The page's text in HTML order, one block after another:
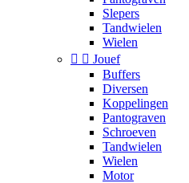
Slepers
Tandwielen
Wielen
  Jouef
Buffers
Diversen
Koppelingen
Pantograven
Schroeven
Tandwielen
Wielen
Motor